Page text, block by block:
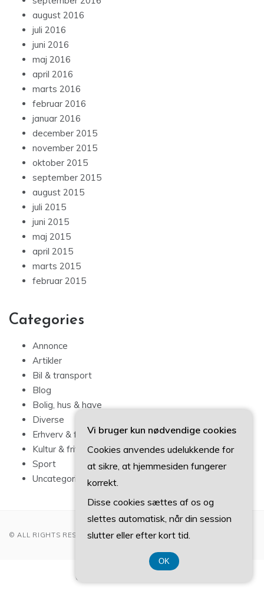
august 2016
juli 2016
juni 2016
maj 2016
april 2016
marts 2016
februar 2016
januar 2016
december 2015
november 2015
oktober 2015
september 2015
august 2015
juli 2015
juni 2015
maj 2015
april 2015
marts 2015
februar 2015
Categories
Annonce
Artikler
Bil & transport
Blog
Bolig, hus & have
Diverse
Erhverv & forbrug
Kultur & fritid
Sport
Uncategorized
© ALL RIGHTS RESERVED 2022
CVR-Nummer 374 077 39
Vi bruger kun nødvendige cookies
Cookies anvendes udelukkende for
at sikre, at hjemmesiden fungerer
korrekt.
Disse cookies sættes af os og
slettes automatisk, når din session
slutter eller efter kort tid.
OK